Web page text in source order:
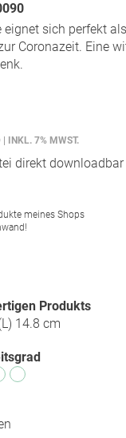
eignet sich perfekt als
Coronazeit. Eine
| INKL. 7% MWST.
direkt downloadbar
meines Shops
Produkts
14.8 cm